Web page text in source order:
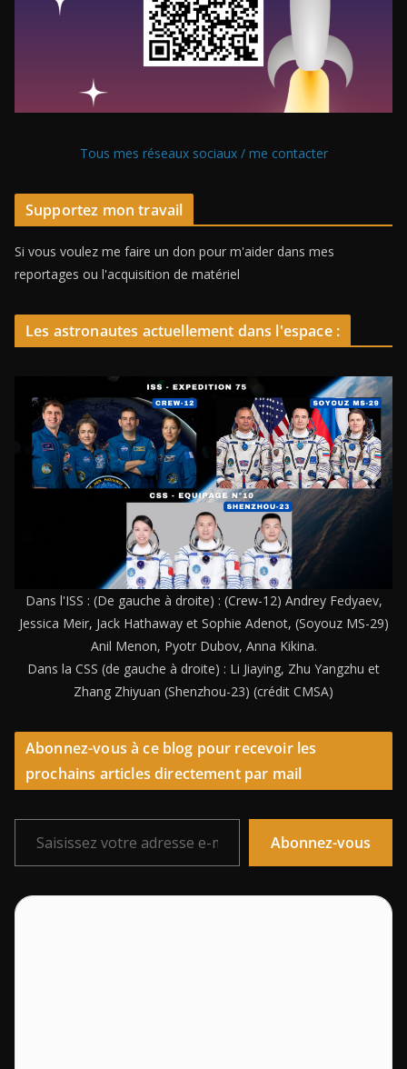
Tous mes réseaux sociaux / me contacter
Supportez mon travail
Si vous voulez me faire un don pour m'aider dans mes
reportages ou l'acquisition de matériel
Les astronautes actuellement dans l'espace :
Dans l'ISS : (De gauche à droite) : (Crew-12) Andrey Fedyaev,
Jessica Meir, Jack Hathaway et Sophie Adenot, (Soyouz MS-29)
Anil Menon, Pyotr Dubov, Anna Kikina.
Dans la CSS (de gauche à droite) : Li Jiaying, Zhu Yangzhu et
Zhang Zhiyuan (Shenzhou-23) (crédit CMSA)
Abonnez-vous à ce blog pour recevoir les
prochains articles directement par mail
Saisissez votre adresse e-mail…
Abonnez-vous